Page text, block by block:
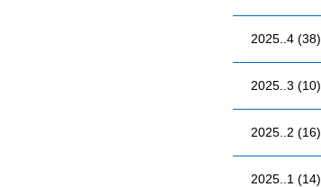
2025..4 (38)
2025..3 (10)
2025..2 (16)
2025..1 (14)